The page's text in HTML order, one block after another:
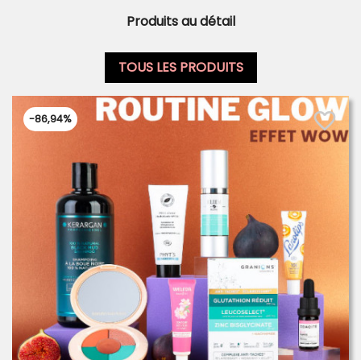
Produits au détail
TOUS LES PRODUITS
-86,94% favorite_border